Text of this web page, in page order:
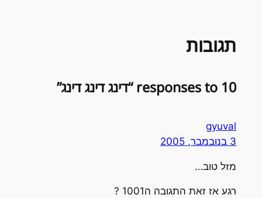
תגובות
10 responses to “דינג דינג דינג”
gyuval
3 בנובמבר, 2005
מזל טוב…
רגע אז זאת התגובה ה1001 ?